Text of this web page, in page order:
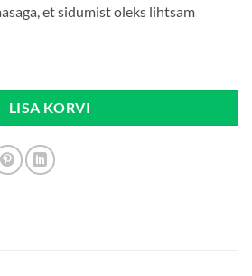
et sidumist oleks lihtsam
LISA KORVI